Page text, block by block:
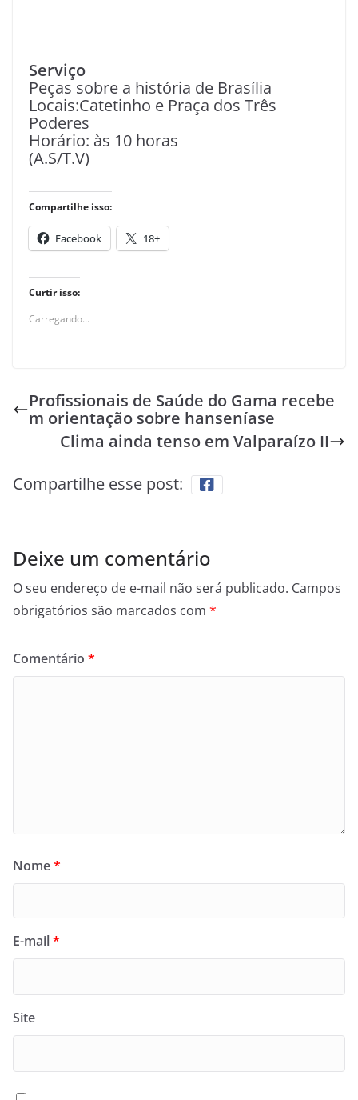
Serviço
Peças sobre a história de Brasília
Locais:Catetinho e Praça dos Três
Poderes
Horário: às 10 horas
(A.S/T.V)
Compartilhe isso:
Facebook 18+
Curtir isso:
Carregando...
Profissionais de Saúde do Gama recebe
m orientação sobre hanseníase
Clima ainda tenso em Valparaízo II
Compartilhe esse post:
Deixe um comentário
O seu endereço de e-mail não será publicado. Campos
obrigatórios são marcados com *
Comentário *
Nome*
E-mail*
Site